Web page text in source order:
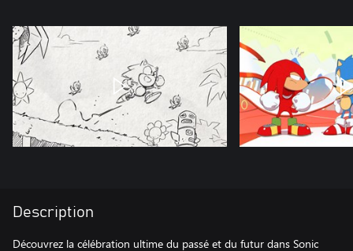
Description
Découvrez la célébration ultime du passé et du futur dans Sonic